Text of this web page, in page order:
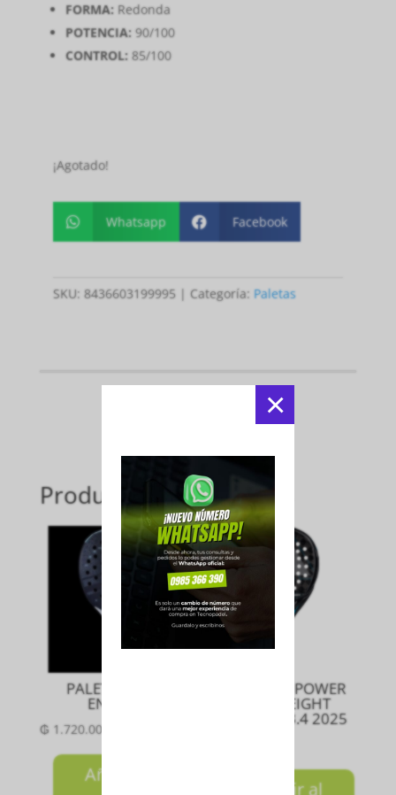
×
FORMA:Redonda
POTENCIA:90/100
CONTROL:85/100
¡Agotado!
 Whatsapp  Facebook
SKU: 8436603199995 Categoría: Paletas
Productos relacionados
PALETA STIMA
ENERGY
₲1.720.000
Añadir al
PALETA ADIPOWER
MULTIWEIGHT
CONTROL 3.4 2025
Añadir al